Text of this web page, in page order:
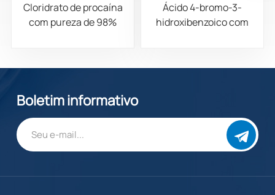
Cloridrato de procaína
com pureza de 98%
Ácido 4-bromo-3-
hidroxibenzoico com
Boletim informativo